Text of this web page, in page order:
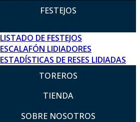
FESTEJOS
LISTADO DE FESTEJOS
ESCALAFÓN LIDIADORES
ESTADÍSTICAS DE RESES LIDIADAS
TOREROS
TIENDA
SOBRE NOSOTROS